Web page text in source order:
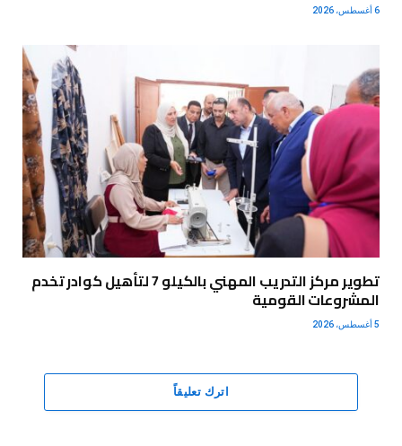
6 أغسطس، 2026
تطوير مركز التدريب المهني بالكيلو 7 لتأهيل كوادر تخدم
المشروعات القومية
5 أغسطس، 2026
اترك تعليقاً